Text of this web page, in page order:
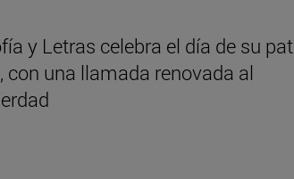
y Letras celebra el día de su
con una llamada renovada al